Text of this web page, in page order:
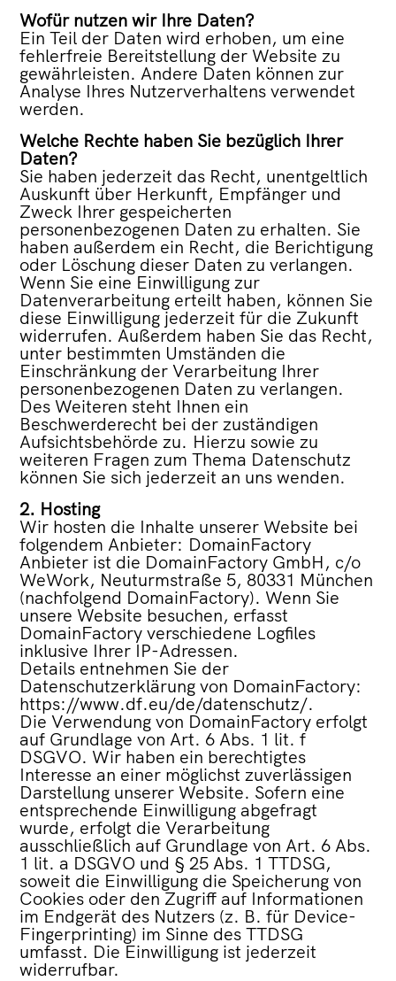
Wofür nutzen wir Ihre Daten?
Ein Teil der Daten wird erhoben, um eine
fehlerfreie Bereitstellung der Website zu
gewährleisten. Andere Daten können zur
Analyse Ihres Nutzerverhaltens verwendet
werden.
Welche Rechte haben Sie bezüglich Ihrer
Daten?
Sie haben jederzeit das Recht, unentgeltlich
Auskunft über Herkunft, Empfänger und
Zweck Ihrer gespeicherten
personenbezogenen Daten zu erhalten. Sie
haben außerdem ein Recht, die Berichtigung
oder Löschung dieser Daten zu verlangen.
Wenn Sie eine Einwilligung zur
Datenverarbeitung erteilt haben, können Sie
diese Einwilligung jederzeit für die Zukunft
widerrufen. Außerdem haben Sie das Recht,
unter bestimmten Umständen die
Einschränkung der Verarbeitung Ihrer
personenbezogenen Daten zu verlangen.
Des Weiteren steht Ihnen ein
Beschwerderecht bei der zuständigen
Aufsichtsbehörde zu. Hierzu sowie zu
weiteren Fragen zum Thema Datenschutz
können Sie sich jederzeit an uns wenden.
2. Hosting
Wir hosten die Inhalte unserer Website bei
folgendem Anbieter: DomainFactory
Anbieter ist die DomainFactory GmbH, c/o
WeWork, Neuturmstraße 5, 80331 München
(nachfolgend DomainFactory). Wenn Sie
unsere Website besuchen, erfasst
DomainFactory verschiedene Logfiles
inklusive Ihrer IP-Adressen.
Details entnehmen Sie der
Datenschutzerklärung von DomainFactory:
https://www.df.eu/de/datenschutz/.
Die Verwendung von DomainFactory erfolgt
auf Grundlage von Art. 6 Abs. 1 lit. f
DSGVO. Wir haben ein berechtigtes
Interesse an einer möglichst zuverlässigen
Darstellung unserer Website. Sofern eine
entsprechende Einwilligung abgefragt
wurde, erfolgt die Verarbeitung
ausschließlich auf Grundlage von Art. 6 Abs.
1 lit. a DSGVO und § 25 Abs. 1 TTDSG,
soweit die Einwilligung die Speicherung von
Cookies oder den Zugriff auf Informationen
im Endgerät des Nutzers (z. B. für Device-
Fingerprinting) im Sinne des TTDSG
umfasst. Die Einwilligung ist jederzeit
widerrufbar.